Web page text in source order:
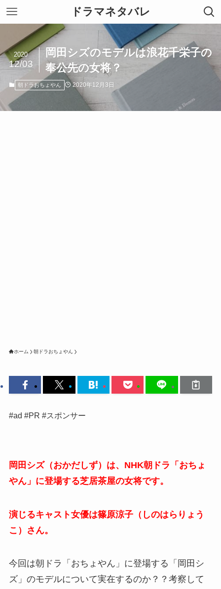
ドラマネタバレ
岡田シズのモデルは浪花千栄子の
奉公先の女将？
2020
12/03
朝ドラおちょやん 2020年12月3日
ホーム 朝ドラおちょやん
#ad #PR #スポンサー
岡田シズ（おかだしず）は、NHK朝ドラ「おちょ
やん」に登場する芝居茶屋の女将です。
演じるキャスト女優は篠原涼子（しのはらりょう
こ）さん。
今回は朝ドラ「おちょやん」に登場する「岡田シ
ズ」のモデルについて実在するのか？？考察して